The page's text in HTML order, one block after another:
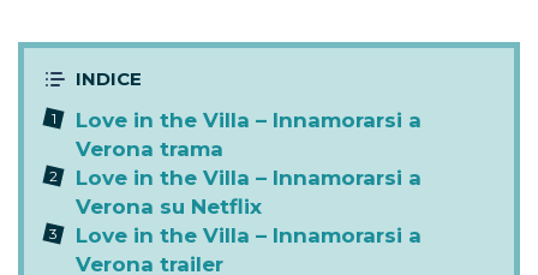
Love in the Villa – Innamorarsi a
Verona trama
Love in the Villa – Innamorarsi a
Verona su Netflix
Love in the Villa – Innamorarsi a
Verona trailer